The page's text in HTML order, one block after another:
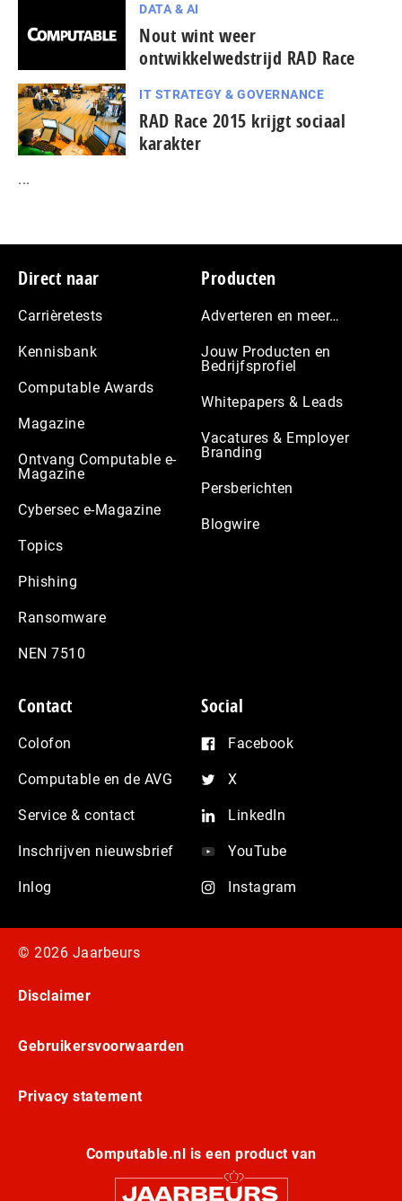
DATA & AI
Nout wint weer
ontwikkelwedstrijd RAD Race
IT STRATEGY & GOVERNANCE
RAD Race 2015 krijgt sociaal
karakter
...
Footer
Direct naar
Carrièretests
Kennisbank
Computable Awards
Magazine
Ontvang Computable e-
Magazine
Cybersec e-Magazine
Topics
Phishing
Ransomware
NEN 7510
Producten
Adverteren en meer…
Jouw Producten en
Bedrijfsprofiel
Whitepapers & Leads
Vacatures & Employer
Branding
Persberichten
Blogwire
Contact
Colofon
Computable en de AVG
Service & contact
Inschrijven nieuwsbrief
Inlog
Social
Facebook
X
LinkedIn
YouTube
Instagram
© 2026 Jaarbeurs
Disclaimer
Gebruikersvoorwaarden
Privacy statement
Computable.nl is een product van